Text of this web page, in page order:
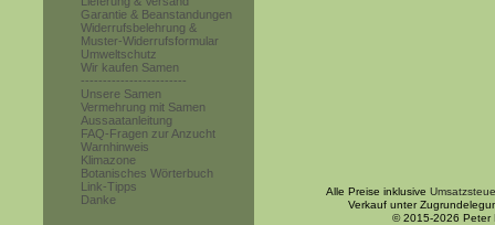
Garantie & Beanstandungen
Widerrufsbelehrung &
Muster-Widerrufsformular
Umweltschutz
Wir kaufen Samen
------------------------
Unsere Samen
Vermehrung mit Samen
Aussaatanleitung
FAQ-Fragen zur Anzucht
Warnhinweis
Klimazone
Botanisches Wörterbuch
Link-Tipps
Danke
Alle Preise inklusive
Verkauf unter
© 2015-2026 Peter